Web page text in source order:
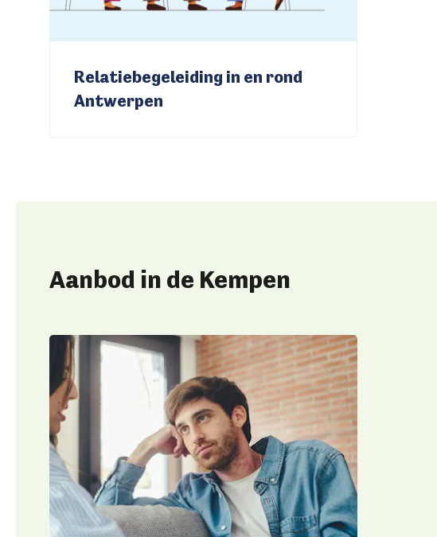
Relatiebegeleiding in en rond
Antwerpen
Aanbod in de Kempen